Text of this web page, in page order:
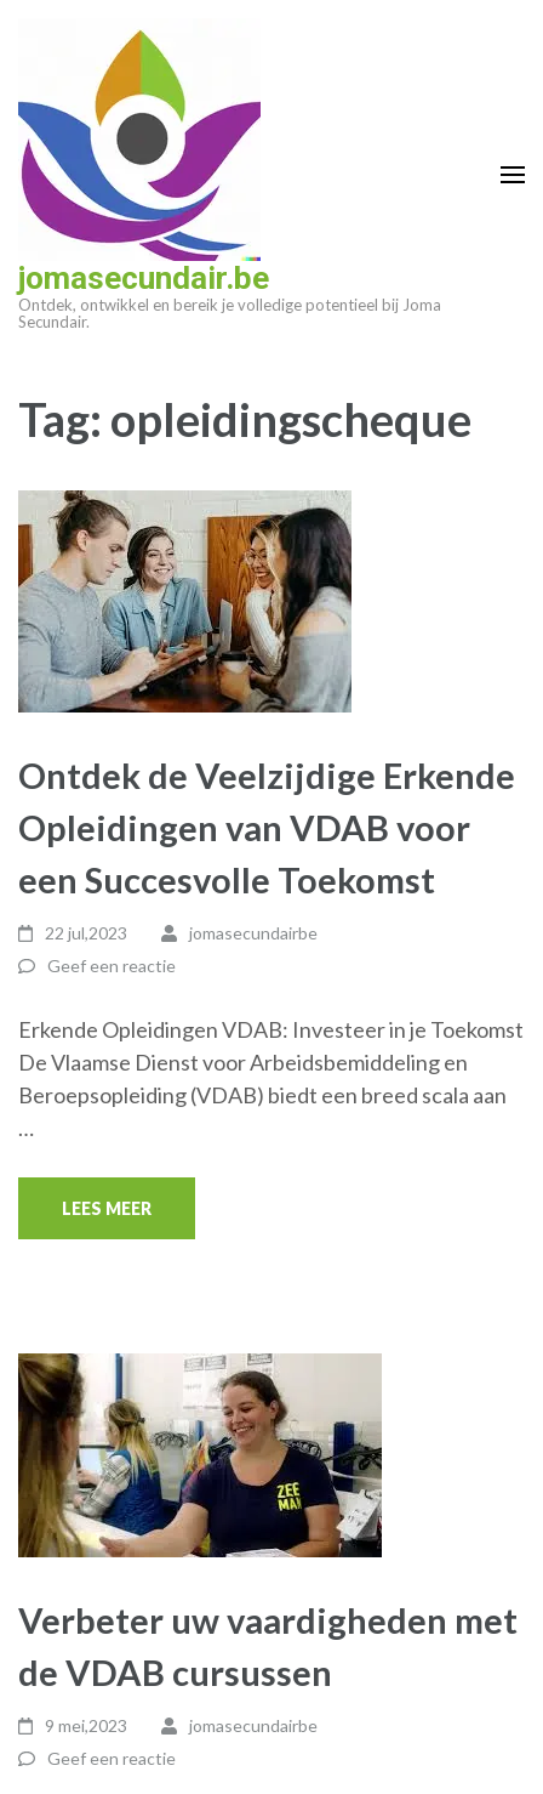
(druk
enter)
jomasecundair.be
Ontdek, ontwikkel en bereik je volledige potentieel bij Joma
Secundair.
Tag: opleidingscheque
Ontdek de Veelzijdige Erkende
Opleidingen van VDAB voor
een Succesvolle Toekomst
22 jul,2023
jomasecundairbe
Geef een reactie
Erkende Opleidingen VDAB: Investeer in je Toekomst
De Vlaamse Dienst voor Arbeidsbemiddeling en
Beroepsopleiding (VDAB) biedt een breed scala aan
…
LEES MEER
Verbeter uw vaardigheden met
de VDAB cursussen
9 mei,2023
jomasecundairbe
Geef een reactie